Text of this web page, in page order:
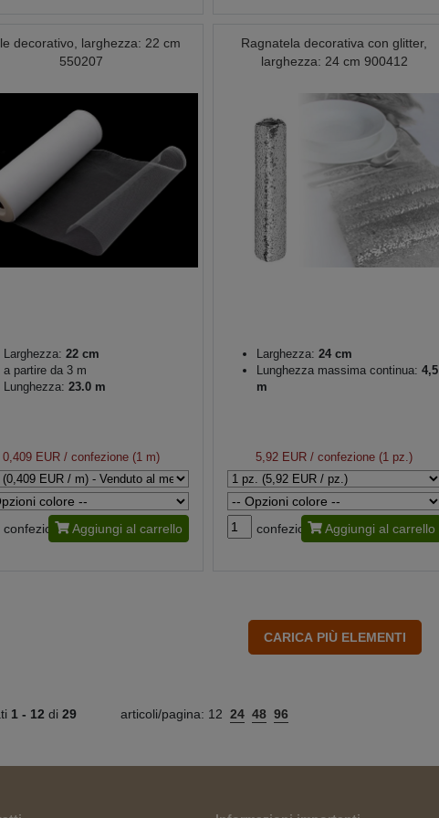
decorativo, larghezza: 22 cm
550207
Larghezza: 22 cm
a partire da 3 m
Lunghezza: 23.0 m
0,409 EUR / confezione (1 m)
confezione Aggiungi al carrello
Ragnatela decorativa con glitter,
larghezza: 24 cm 900412
Larghezza: 24 cm
Lunghezza massima continua: 4,5
m
5,92 EUR / confezione (1 pz.)
confezione Aggiungi al carrello
1 - 12 di 29 articoli/pagina: 12 24 48 96